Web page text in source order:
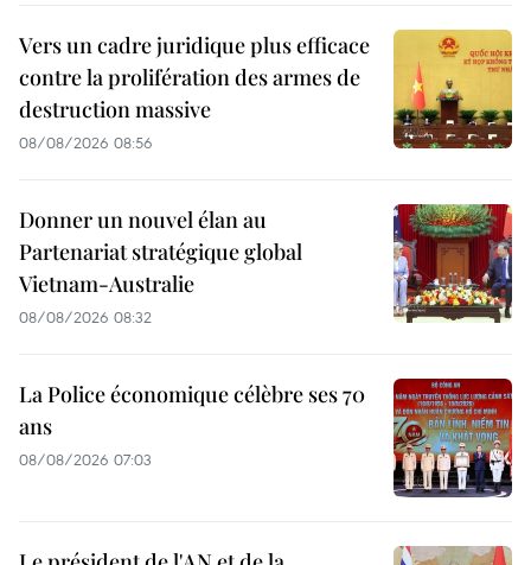
Vers un cadre juridique plus efficace
contre la prolifération des armes de
destruction massive
08/08/2026 08:56
Donner un nouvel élan au
Partenariat stratégique global
Vietnam-Australie
08/08/2026 08:32
La Police économique célèbre ses 70
ans
08/08/2026 07:03